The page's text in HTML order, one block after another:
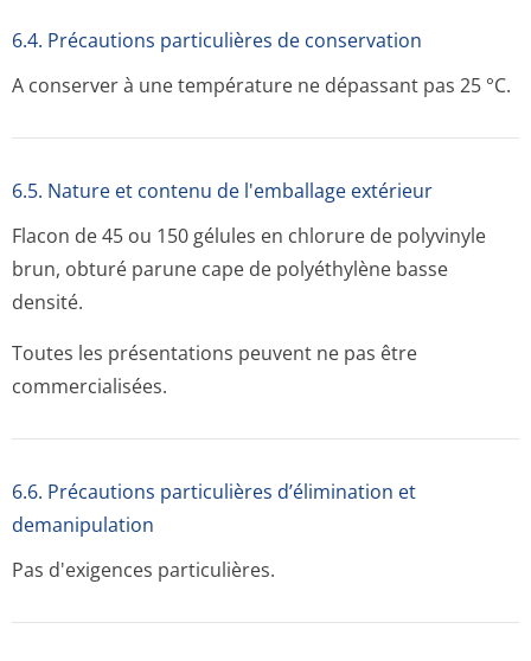
6.4. Précautions particulières de conservation
A conserver à une température ne dépassant pas 25 °C.
6.5. Nature et contenu de l'emballage extérieur
Flacon de 45 ou 150 gélules en chlorure de polyvinyle
brun, obturé parune cape de polyéthylène basse
densité.
Toutes les présentations peuvent ne pas être
commercialisées.
6.6. Précautions particulières d’élimination et
demanipulation
Pas d'exigences particulières.